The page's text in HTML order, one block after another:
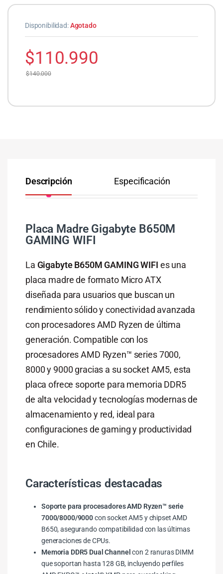
Disponibilidad:Agotado
$110.990
$140.000
Descripción Especificación
Placa Madre Gigabyte B650M
GAMING WIFI
La Gigabyte B650M GAMING WIFI es una
placa madre de formato Micro ATX
diseñada para usuarios que buscan un
rendimiento sólido y conectividad avanzada
con procesadores AMD Ryzen de última
generación. Compatible con los
procesadores AMD Ryzen™ series 7000,
8000 y 9000 gracias a su socket AM5, esta
placa ofrece soporte para memoria DDR5
de alta velocidad y tecnologías modernas de
almacenamiento y red, ideal para
configuraciones de gaming y productividad
en Chile.
Características destacadas
Soporte para procesadores AMD Ryzen™ serie
7000/8000/9000con socket AM5 y chipset AMD
B650, asegurando compatibilidad con las últimas
generaciones de CPUs.
Memoria DDR5 Dual Channelcon 2 ranuras DIMM
que soportan hasta 128 GB, incluyendo perfiles